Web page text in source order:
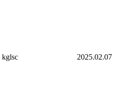
kglsc 2025.02.07